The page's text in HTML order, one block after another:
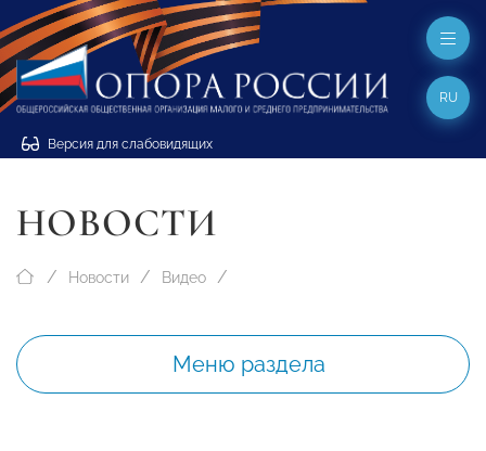
Версия для слабовидящих
RU
НОВОСТИ
Новости Видео
Меню раздела